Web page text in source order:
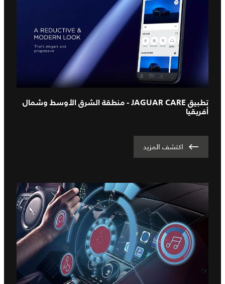
تطبيق JAGUAR CARE - منطقة الشرق الأوسط وشمال
أفريقيا
اكتشف المزيد